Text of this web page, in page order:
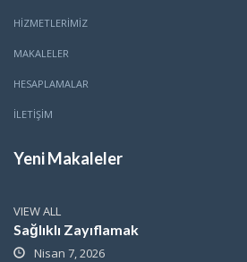
HİZMETLERİMİZ
MAKALELER
HESAPLAMALAR
İLETİŞİM
Yeni Makaleler
VIEW ALL
Sağlıklı Zayıflamak
Nisan 7, 2026